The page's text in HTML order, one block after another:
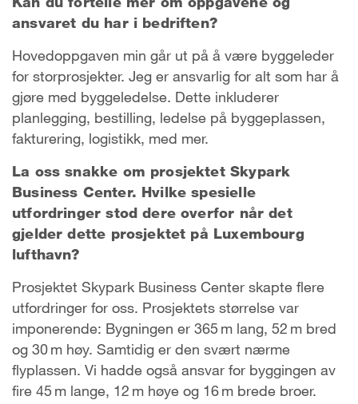
ansvaret du har i bedriften?
Hovedoppgaven min går ut på å være byggeleder
for storprosjekter. Jeg er ansvarlig for alt som har å
gjøre med byggeledelse. Dette inkluderer
planlegging, bestilling, ledelse på byggeplassen,
fakturering, logistikk, med mer.
La oss snakke om prosjektet Skypark
Business Center. Hvilke spesielle
utfordringer stod dere overfor når det
gjelder dette prosjektet på Luxembourg
lufthavn?
Prosjektet Skypark Business Center skapte flere
utfordringer for oss. Prosjektets størrelse var
imponerende: Bygningen er 365 m lang, 52 m bred
og 30 m høy. Samtidig er den svært nærme
flyplassen. Vi hadde også ansvar for byggingen av
fire 45 m lange, 12 m høye og 16 m brede broer.